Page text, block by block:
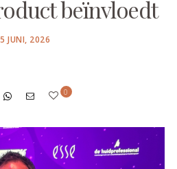
beïnvloedt
JUNI, 2026
0